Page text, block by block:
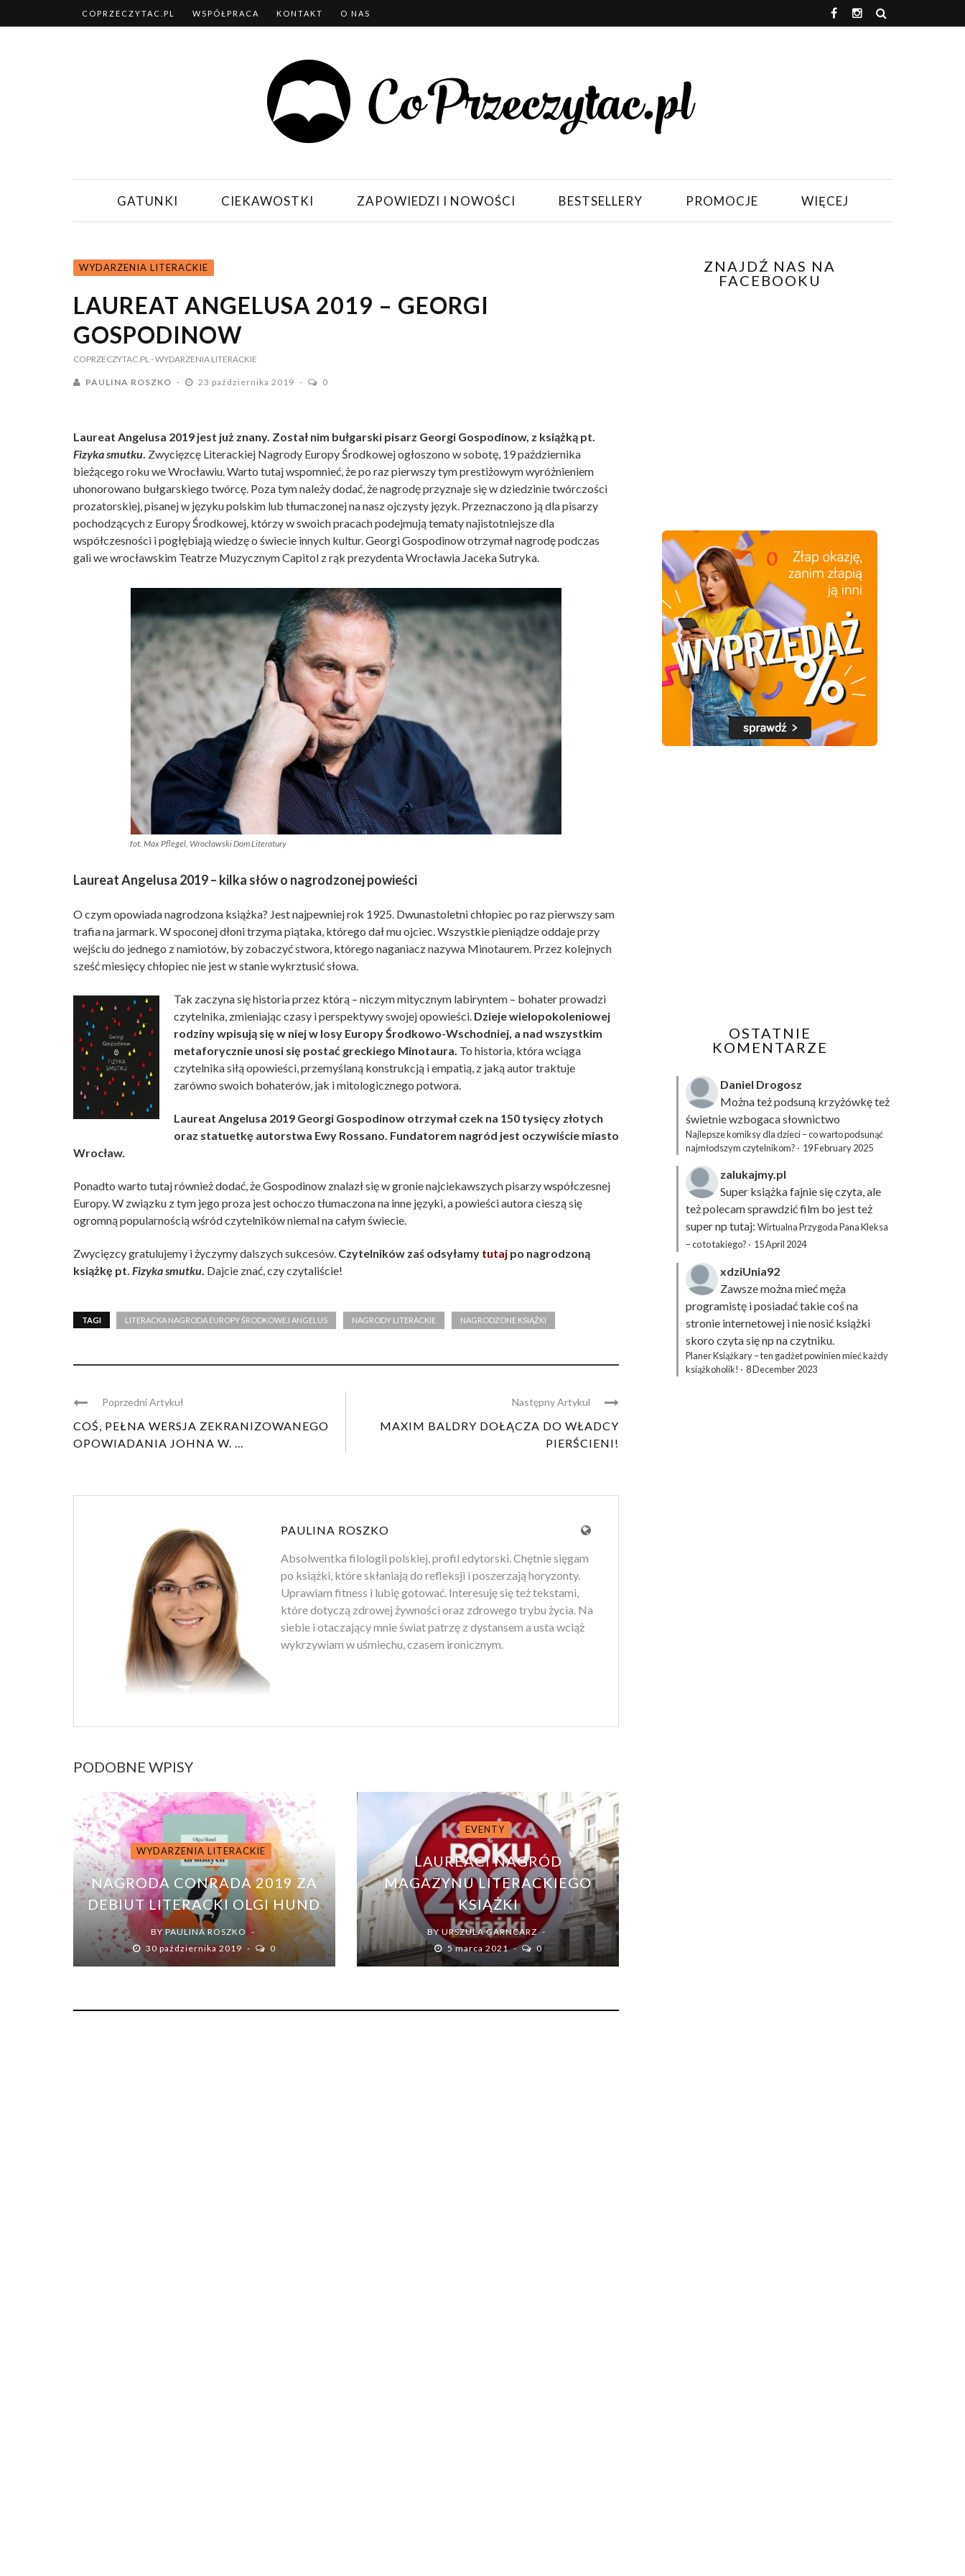
COPRZECZYTAC.PL WSPÓŁPRACA KONTAKT O NAS
GATUNKI CIEKAWOSTKI ZAPOWIEDZI I NOWOŚCI BESTSELLERY PROMOCJE WIĘCEJ
WYDARZENIA LITERACKIE
LAUREAT ANGELUSA 2019 – GEORGI
GOSPODINOW
COPRZECZYTAC.PL- WYDARZENIA LITERACKIE
PAULINA ROSZKO 23 października 2019 0
Laureat Angelusa 2019 jest już znany. Został nim bułgarski pisarz Georgi Gospodinow, z książką pt.
Fizyka smutku. Zwycięzcę Literackiej Nagrody Europy Środkowej ogłoszono w sobotę, 19 października
bieżącego roku we Wrocławiu. Warto tutaj wspomnieć, że po raz pierwszy tym prestiżowym wyróżnieniem
uhonorowano bułgarskiego twórcę. Poza tym należy dodać, że nagrodę przyznaje się w dziedzinie twórczości
prozatorskiej, pisanej w języku polskim lub tłumaczonej na nasz ojczysty język. Przeznaczono ją dla pisarzy
pochodzących z Europy Środkowej, którzy w swoich pracach podejmują tematy najistotniejsze dla
współczesności i pogłębiają wiedzę o świecie innych kultur. Georgi Gospodinow otrzymał nagrodę podczas
gali we wrocławskim Teatrze Muzycznym Capitol z rąk prezydenta Wrocławia Jaceka Sutryka.
fot. Max Pflegel, Wrocławski Dom Literatury
Laureat Angelusa 2019 – kilka słów o nagrodzonej powieści
O czym opowiada nagrodzona książka? Jest najpewniej rok 1925. Dwunastoletni chłopiec po raz pierwszy sam
trafia na jarmark. W spoconej dłoni trzyma piątaka, którego dał mu ojciec. Wszystkie pieniądze oddaje przy
wejściu do jednego z namiotów, by zobaczyć stwora, którego naganiacz nazywa Minotaurem. Przez kolejnych
sześć miesięcy chłopiec nie jest w stanie wykrztusić słowa.
Tak zaczyna się historia przez którą – niczym mitycznym labiryntem – bohater prowadzi
czytelnika, zmieniając czasy i perspektywy swojej opowieści. Dzieje wielopokoleniowej
rodziny wpisują się w niej w losy Europy Środkowo-Wschodniej, a nad wszystkim
metaforycznie unosi się postać greckiego Minotaura. To historia, która wciąga
czytelnika siłą opowieści, przemyślaną konstrukcją i empatią, z jaką autor traktuje
zarówno swoich bohaterów, jak i mitologicznego potwora.
Laureat Angelusa 2019 Georgi Gospodinow otrzymał czek na 150 tysięcy złotych
oraz statuetkę autorstwa Ewy Rossano. Fundatorem nagród jest oczywiście miasto
Wrocław.
Ponadto warto tutaj również dodać, że Gospodinow znalazł się w gronie najciekawszych pisarzy współczesnej
Europy. W związku z tym jego proza jest ochoczo tłumaczona na inne języki, a powieści autora cieszą się
ogromną popularnością wśród czytelników niemal na całym świecie.
Zwycięzcy gratulujemy i życzymy dalszych sukcesów. Czytelników zaś odsyłamy tutaj po nagrodzoną
książkę pt. Fizyka smutku. Dajcie znać, czy czytaliście!
TAGI LITERACKA NAGRODA EUROPY ŚRODKOWEJ ANGELUS NAGRODY LITERACKIE NAGRODZONE KSIĄŻKI
Poprzedni Artykuł
COŚ, PEŁNA WERSJA ZEKRANIZOWANEGO
OPOWIADANIA JOHNA W. ...
Następny Artykul
MAXIM BALDRY DOŁĄCZA DO WŁADCY
PIERŚCIENI!
PAULINA ROSZKO
Absolwentka filologii polskiej, profil edytorski. Chętnie sięgam
po książki, które skłaniają do refleksji i poszerzają horyzonty.
Uprawiam fitness i lubię gotować. Interesuję się też tekstami,
które dotyczą zdrowej żywności oraz zdrowego trybu życia. Na
siebie i otaczający mnie świat patrzę z dystansem a usta wciąż
wykrzywiam w uśmiechu, czasem ironicznym.
PODOBNE WPISY
WYDARZENIA LITERACKIE
NAGRODA CONRADA 2019 ZA
DEBIUT LITERACKI OLGI HUND
BYPAULINA ROSZKO
30 października 2019
0
EVENTY
LAUREACI NAGRÓD
MAGAZYNU LITERACKIEGO
KSIĄŻKI
BYURSZULA GARNCARZ
5 marca 2021
0
ZNAJDŹ NAS NA
FACEBOOKU
OSTATNIE
KOMENTARZE
Daniel Drogosz
Można też podsuną krzyżówkęteż
świetnie wzbogaca słownictwo
Najlepsze komiksy dla dzieci – co warto podsunąć
najmłodszym czytelnikom? · 19 February 2025
zalukajmy.pl
Super książka fajnie się czyta, ale
też polecam sprawdzić film bo jest też
super np tutaj: Wirtualna Przygoda Pana Kleksa
– co to takiego? · 15 April 2024
xdziUnia92
Zawsze można mieć męża
programistę i posiadać takie coś na
stronie internetowej i nie nosić książki
skoro czyta się np na czytniku.
Planer Książkary – ten gadżet powinien mieć każdy
książkoholik! · 8 December 2023